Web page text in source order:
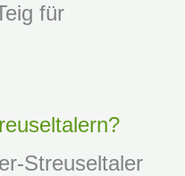
für
Streuseltaler